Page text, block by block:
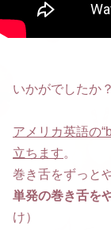
いかがでしたか？
アメリカ英語の
立ちます。
巻き舌をずっと
単発の巻き舌を
け）